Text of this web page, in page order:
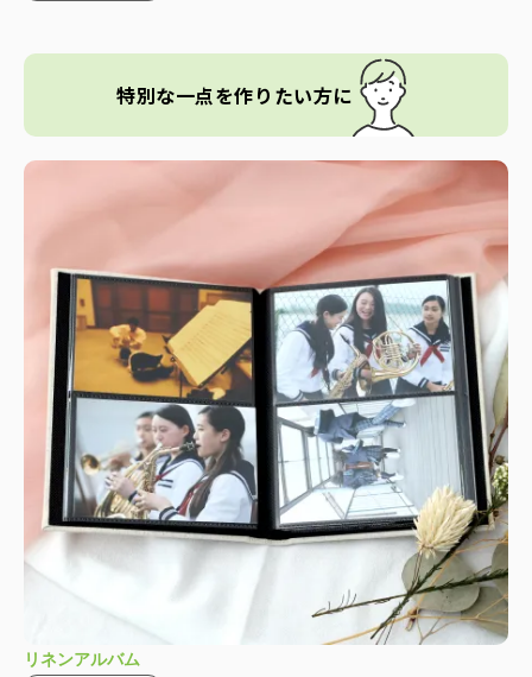
特別な一点を作りたい方に
リネンアルバム